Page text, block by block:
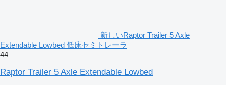
新しいRaptor Trailer 5 Axle
Extendable Lowbed 低床セミトレーラ
44
Raptor Trailer 5 Axle Extendable Lowbed